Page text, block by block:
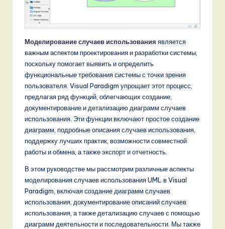
o
w
d
D
Моделирование случаев использования является
важным аспектом проектирования и разработки системы,
поскольку помогает выявить и определить
функциональные требования системы с точки зрения
пользователя. Visual Paradigm упрощает этот процесс,
предлагая ряд функций, облегчающих создание,
документирование и детализацию диаграмм случаев
использования. Эти функции включают простое создание
диаграмм, подробные описания случаев использования,
поддержку лучших практик, возможности совместной
работы и обмена, а также экспорт и отчетность.
В этом руководстве мы рассмотрим различные аспекты
моделирования случаев использования UML в Visual
Paradigm, включая создание диаграмм случаев
использования, документирование описаний случаев
использования, а также детализацию случаев с помощью
диаграмм деятельности и последовательности. Мы также